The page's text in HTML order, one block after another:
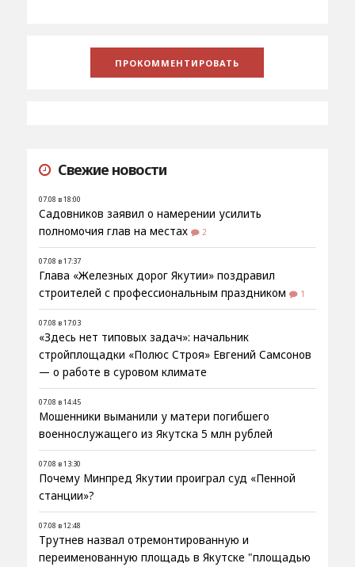
Свежие новости
07.08 в 18:00
Садовников заявил о намерении усилить
полномочия глав на местах
2
07.08 в 17:37
Глава «Железных дорог Якутии» поздравил
строителей с профессиональным праздником
1
07.08 в 17:03
«Здесь нет типовых задач»: начальник
стройплощадки «Полюс Строя» Евгений Самсонов
— о работе в суровом климате
07.08 в 14:45
Мошенники выманили у матери погибшего
военнослужащего из Якутска 5 млн рублей
07.08 в 13:30
Почему Минпред Якутии проиграл суд «Пенной
станции»?
07.08 в 12:48
Трутнев назвал отремонтированную и
переименованную площадь в Якутске "площадью